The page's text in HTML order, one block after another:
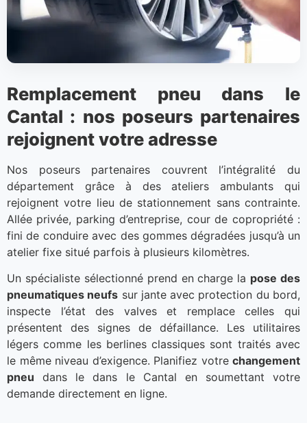
Remplacement pneu dans le
Cantal : nos poseurs partenaires
rejoignent votre adresse
Nos poseurs partenaires couvrent l’intégralité du
département grâce à des ateliers ambulants qui
rejoignent votre lieu de stationnement sans contrainte.
Allée privée, parking d’entreprise, cour de copropriété :
fini de conduire avec des gommes dégradées jusqu’à un
atelier fixe situé parfois à plusieurs kilomètres.
Un spécialiste sélectionné prend en charge la pose des
pneumatiques neufs sur jante avec protection du bord,
inspecte l’état des valves et remplace celles qui
présentent des signes de défaillance. Les utilitaires
légers comme les berlines classiques sont traités avec
le même niveau d’exigence. Planifiez votre changement
pneu dans le dans le Cantal en soumettant votre
demande directement en ligne.